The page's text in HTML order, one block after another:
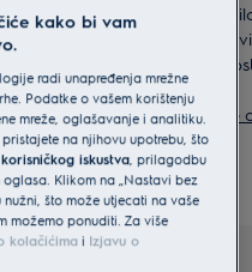
za čist,
Ravnoteža
ploča ostaje
prilagoditi
kuhinju.
Prikaži sve
kako bi vam
radi unapređenja mrežne
Podatke o vašem korištenju
mreže, oglašavanje i analitiku.
na njihovu upotrebu, što
iskustva, prilagodbu
Klikom na „Nastavi bez
što može utjecati na vaše
možemo ponuditi. Za više
kolačićima i Izjavu o